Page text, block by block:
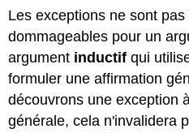
Les exceptions ne sont
dommageables pour un
argument inductif qui
formuler une affirmation
découvrons une exception
générale, cela n'invalidera